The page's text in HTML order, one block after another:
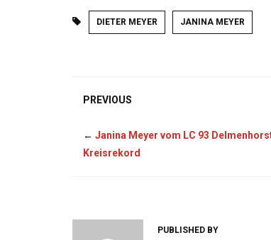
DIETER MEYER JANINA MEYER
PREVIOUS
← Janina Meyer vom LC 93
Kreisrekord
PUBLISHED BY